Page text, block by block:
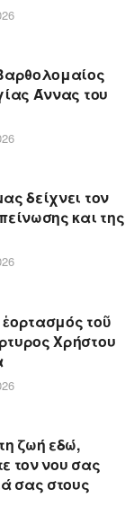
Άννας του
δείχνει τον
και της
τοῦ
Χρήστου
ζωή εδώ,
τον νου σας
σας στους